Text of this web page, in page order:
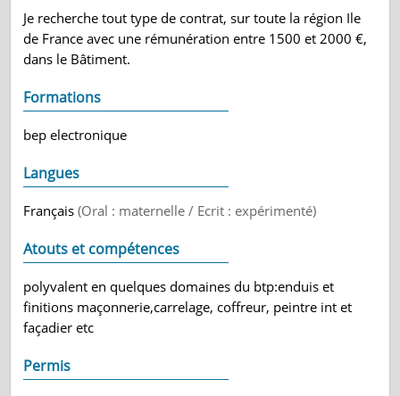
Je recherche tout type de contrat, sur toute la région Ile
de France avec une rémunération entre 1500 et 2000 €,
dans le Bâtiment.
Formations
bep electronique
Langues
Français(Oral : maternelle / Ecrit : expérimenté)
Atouts et compétences
polyvalent en quelques domaines du btp:enduis et
finitions maçonnerie,carrelage, coffreur, peintre int et
façadier etc
Permis